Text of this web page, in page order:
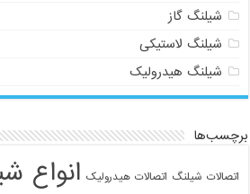
شیلنگ گاز
شیلنگ لاستیکی
شیلنگ هیدرولیک
برچسب‌ها
اتصالات شیلنگ اتصالات هیدرولیک انواع